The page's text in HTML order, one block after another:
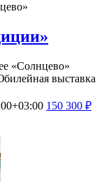
«Солнцево»
выставка
150 300 ₽